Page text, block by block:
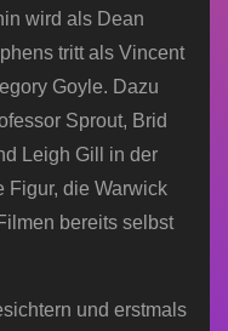
wird als Dean
tritt als Vincent
Goyle. Dazu
Sprout, Brid
Leigh Gill in der
Figur, die Warwick
bereits selbst
und erstmals